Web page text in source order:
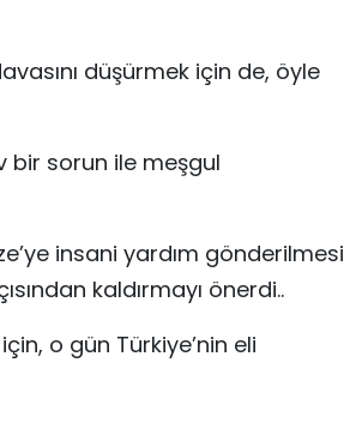
düşürmek için de, öyle
bir sorun ile meşgul
insani yardım gönderilmesi
kaldırmayı önerdi..
o gün Türkiye’nin eli